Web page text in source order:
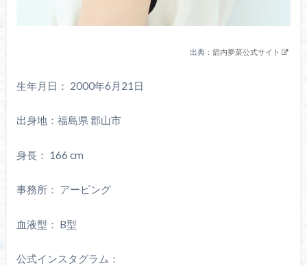
出典：箭内夢菜公式サイト
生年月日： 2000年6月21日
出身地：福島県 郡山市
身長： 166 cm
事務所： アービング
血液型： B型
公式インスタグラム：